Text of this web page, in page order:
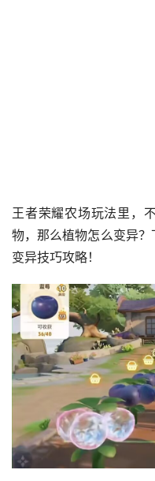
王者荣耀农场玩法里，
物，那么植物怎么变异
变异技巧攻略！